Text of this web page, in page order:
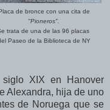
de bronce con una cita de
"Pioneros".
trata de una de las 96 placas
Paseo de la Biblioteca de NY
XIX en Hanover
Alexandra, hija de uno
de Noruega que se